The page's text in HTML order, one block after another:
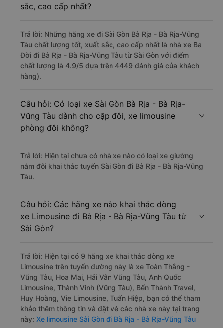
sắc, cao cấp nhất?
Trả lời: Những hãng xe đi Sài Gòn Bà Rịa - Bà Rịa-Vũng
Tàu chất lượng tốt, xuất sắc, cao cấp nhất là nhà xe Ba
Đời đi Bà Rịa - Bà Rịa-Vũng Tàu từ Sài Gòn với điểm
chất lượng là 4.9/5 dựa trên 4449 đánh giá của khách
hàng).
Câu hỏi: Có loại xe Sài Gòn Bà Rịa - Bà Rịa-
Vũng Tàu dành cho cặp đôi, xe limousine
phòng đôi không?
Trả lời: Hiện tại chưa có nhà xe nào có loại xe giường
nằm đôi khai thác tuyến Sài Gòn đi Bà Rịa - Bà Rịa-Vũng
Tàu.
Câu hỏi: Các hãng xe nào khai thác dòng
xe Limousine đi Bà Rịa - Bà Rịa-Vũng Tàu từ
Sài Gòn?
Trả lời: Hiện tại có 9 hãng xe khai thác dòng xe
Limousine trên tuyến đường này là xe Toàn Thắng -
Vũng Tàu, Hoa Mai, Hải Vân Vũng Tàu, Anh Quốc
Limousine, Thành Vinh (Vũng Tàu), Bến Thành Travel,
Huy Hoàng, Vie Limousine, Tuấn Hiệp, bạn có thể tham
khảo thêm thông tin và đặt vé các nhà xe này tại trang
này: Xe limousine Sài Gòn đi Bà Rịa - Bà Rịa-Vũng Tàu